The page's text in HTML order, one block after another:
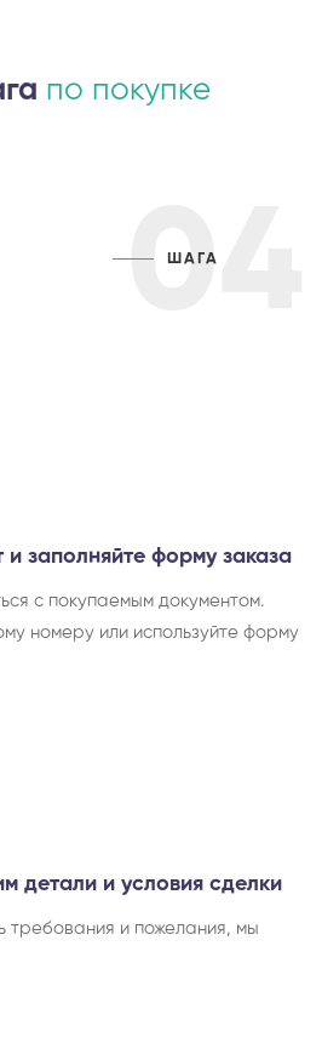
по покупке
04
ШАГА
и заполняйте форму заказа
с покупаемым документом.
номеру или используйте форму
детали и условия сделки
требования и пожелания, мы